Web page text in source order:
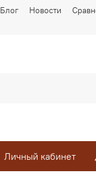
Блог Новости
Личный кабинет